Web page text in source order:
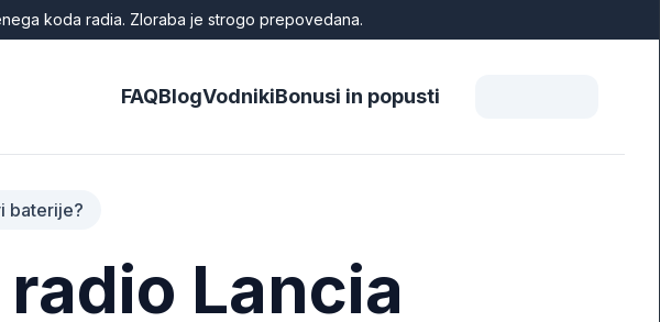
koda radia. Zloraba je strogo prepovedana.
FAQBlogVodnikiBonusi in popusti
baterije?
Lancia